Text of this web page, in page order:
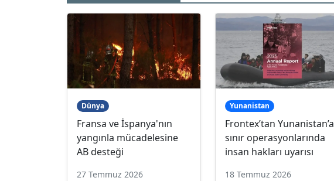
Dünya
Fransa ve İspanya'nın
yangınla mücadelesine
AB desteği
27 Temmuz 2026
Yunanistan
Frontex’tan Yunanistan’a
sınır operasyonlarında
insan hakları uyarısı
18 Temmuz 2026